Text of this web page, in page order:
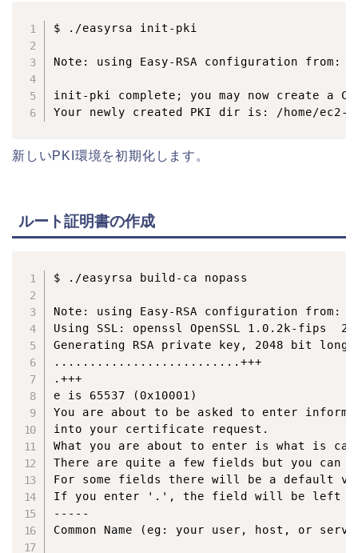
$ ./easyrsa init-pki
Note: using Easy-RSA configuration from: /
init-pki complete; you may now create a
新しいPKI環境を初期化します。
ルート証明書の作成
$ ./easyrsa build-ca nopass
Note: using Easy-RSA configuration from: /
Using SSL: openssl OpenSSL 1.0.2k-fips  26
Generating RSA private key, 2048 bit long
..........................+++
.+++
e is 65537 (0x10001)
You are about to be asked to enter
into your certificate request.
What you are about to enter is what is
There are quite a few fields but you can
For some fields there will be a default
If you enter '.', the field will be left
-----
Common Name (eg: your user, host, or